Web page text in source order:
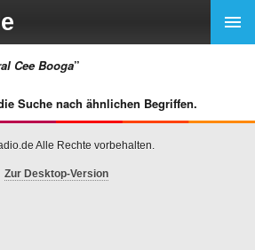
Cee Booga”
Suche nach ähnlichen Begriffen.
Alle Rechte vorbehalten.
Zur Desktop-Version